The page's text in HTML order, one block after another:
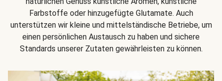
Farbstoffe oder hinzugefügte Glutamate. Auch
unterstützen wir kleine und mittelständische Betriebe, um
einen persönlichen Austausch zu haben und sichere
Standards unserer Zutaten gewährleisten zu können.